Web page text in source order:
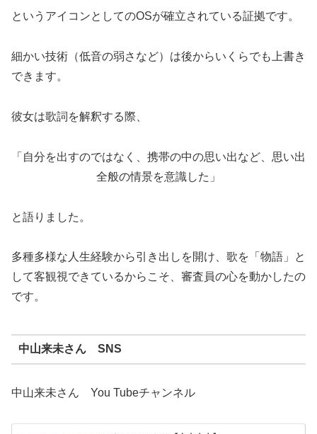
というアイコンとしてのOSが確立されている証拠です。
細かい技術（低音の弱さなど）は後からいくらでも上書き
できます。
彼女は歌詞を解釈する際、
「自分を出すのではなく、携帯の中の思い出など、思い出
全般の情景を意識した」
と語りました。
多種多様な人生経験から引き出しを開け、歌を「物語」と
して客観視できているからこそ、審査員の心を動かしたの
です。
中山来未さん SNS
中山来未さん You Tubeチャンネル